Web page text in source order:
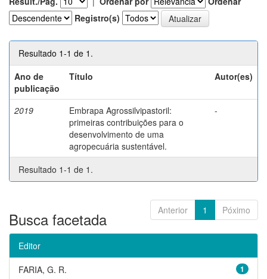
Registro(s)
Resultado 1-1 de 1.
Ano de
publicação
Título Autor(es)
2019
Embrapa Agrossilvipastoril:
primeiras contribuições para o
desenvolvimento de uma
agropecuária sustentável.
-
Resultado 1-1 de 1.
Anterior 1 Póximo
Busca facetada
Editor
1
FARIA, G. R.